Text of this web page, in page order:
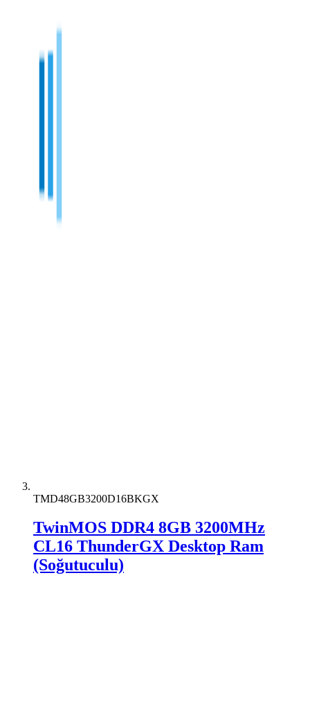
TMD48GB3200D16BKGX
TwinMOS DDR4 8GB 3200MHz
CL16 ThunderGX Desktop Ram
(Soğutuculu)